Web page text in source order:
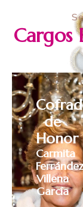
Cargos
Carmita
Villena
García
de
Honor